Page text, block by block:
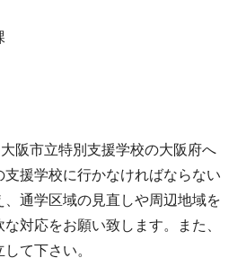
阪市立特別支援学校の大阪府へ
援学校に行かなければならない
、通学区域の見直しや周辺地域を
対応をお願い致します。また、
て下さい。